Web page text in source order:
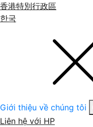
香港特別行政區
한국
Giới thiệu về chúng tôi
Liên hệ với HP